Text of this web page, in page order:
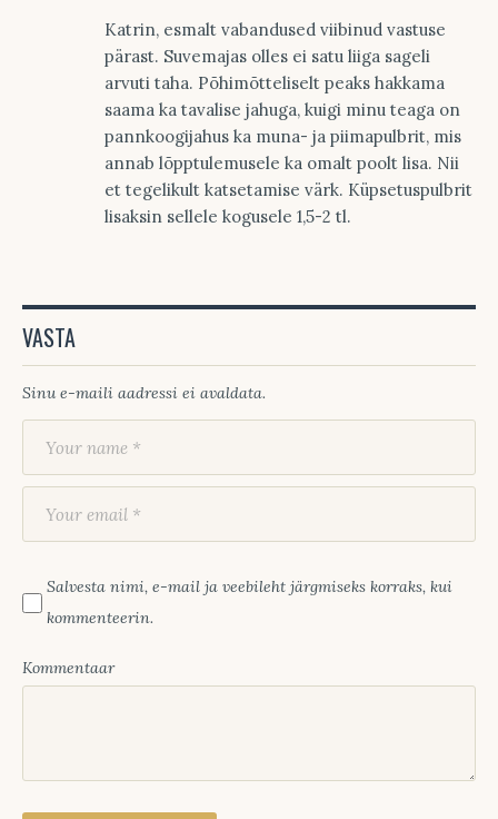
Katrin, esmalt vabandused viibinud vastuse
pärast. Suvemajas olles ei satu liiga sageli
arvuti taha. Põhimõtteliselt peaks hakkama
saama ka tavalise jahuga, kuigi minu teaga on
pannkoogijahus ka muna- ja piimapulbrit, mis
annab lõpptulemusele ka omalt poolt lisa. Nii
et tegelikult katsetamise värk. Küpsetuspulbrit
lisaksin sellele kogusele 1,5-2 tl.
VASTA
Sinu e-maili aadressi ei avaldata.
Salvesta nimi, e-mail ja veebileht järgmiseks korraks, kui
kommenteerin.
Kommentaar